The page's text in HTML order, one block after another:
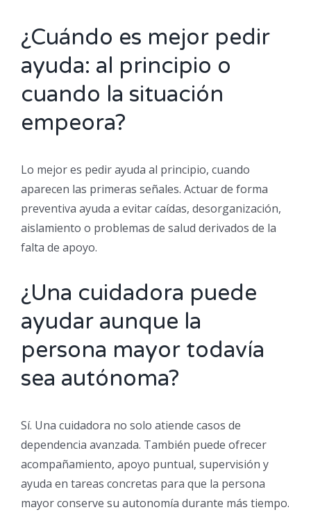
¿Cuándo es mejor pedir
ayuda: al principio o
cuando la situación
empeora?
Lo mejor es pedir ayuda al principio, cuando
aparecen las primeras señales. Actuar de forma
preventiva ayuda a evitar caídas, desorganización,
aislamiento o problemas de salud derivados de la
falta de apoyo.
¿Una cuidadora puede
ayudar aunque la
persona mayor todavía
sea autónoma?
Sí. Una cuidadora no solo atiende casos de
dependencia avanzada. También puede ofrecer
acompañamiento, apoyo puntual, supervisión y
ayuda en tareas concretas para que la persona
mayor conserve su autonomía durante más tiempo.